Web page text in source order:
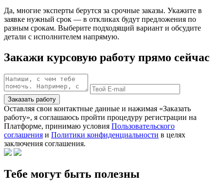
Да, многие эксперты берутся за срочные заказы. Укажите в
заявке нужный срок — в откликах будут предложения по
разным срокам. Выберите подходящий вариант и обсудите
детали с исполнителем напрямую.
Закажи курсовую работу прямо сейчас
Заказать работу
Оставляя свои контактные данные и нажимая «Заказать
работу», я соглашаюсь пройти процедуру регистрации на
Платформе, принимаю условия Пользовательского
соглашения и Политики конфиденциальности в целях
заключения соглашения.
Тебе могут быть полезны